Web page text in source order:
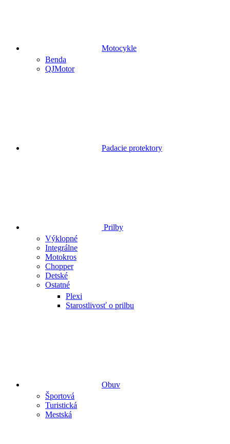
Motocykle
Benda
QJMotor
Padacie protektory
Prilby
Výklopné
Integrálne
Motokros
Chopper
Detské
Ostatné
Plexi
Starostlivosť o prilbu
Obuv
Športová
Turistická
Mestská